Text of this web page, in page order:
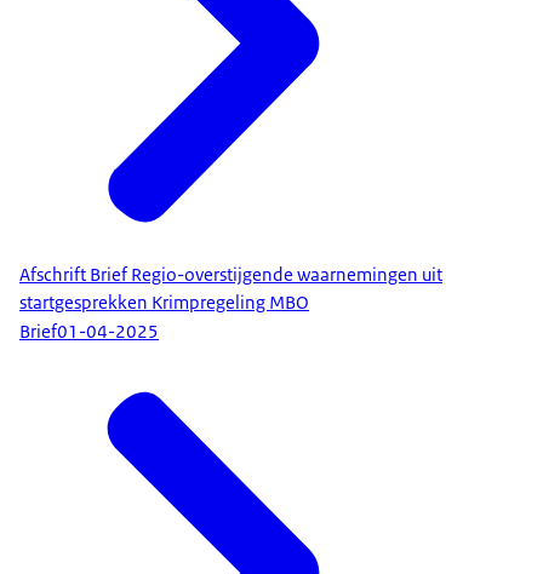
Afschrift Brief Regio-overstijgende waarnemingen uit
startgesprekken Krimpregeling MBO
Brief01-04-2025